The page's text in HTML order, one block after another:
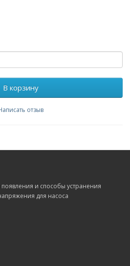
В корзину
отзыв
и способы устранения
для насоса